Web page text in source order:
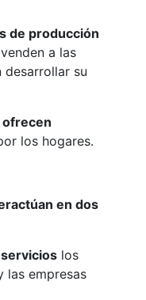
de producción
a las
desarrollar su
ofrecen
los hogares.
en dos
los
las empresas